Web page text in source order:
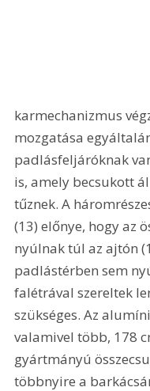
karmechanizmus
mozgatása
padlásfeljáróknak
is, amely becsukott
tűznek. A
(13) előnye, hogy az
nyúlnak túl az ajtón
padlástérben sem
falétrával szereltek
szükséges. Az
valamivel több, 178
gyártmányú
többnyire a